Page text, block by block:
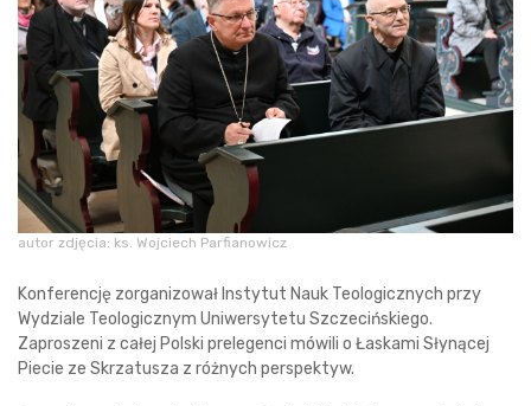
autor zdjęcia: ks. Wojciech Parfianowicz
Konferencję zorganizował Instytut Nauk Teologicznych przy
Wydziale Teologicznym Uniwersytetu Szczecińskiego.
Zaproszeni z całej Polski prelegenci mówili o Łaskami Słynącej
Piecie ze Skrzatusza z różnych perspektyw.